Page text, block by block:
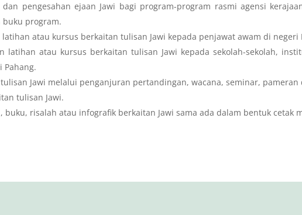
pengesahan ejaan Jawi bagi program-program rasmi agensi
buku program.
atau kursus berkaitan tulisan Jawi kepada penjawat awam di negeri
latihan atau kursus berkaitan tulisan Jawi kepada sekolah-sekolah,
Pahang.
Jawi melalui penganjuran pertandingan, wacana, seminar, pameran
tulisan Jawi.
risalah atau infografik berkaitan Jawi sama ada dalam bentuk cetak